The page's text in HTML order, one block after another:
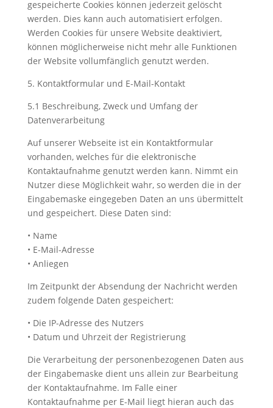
gespeicherte Cookies können jederzeit gelöscht
werden. Dies kann auch automatisiert erfolgen.
Werden Cookies für unsere Website deaktiviert,
können möglicherweise nicht mehr alle Funktionen
der Website vollumfänglich genutzt werden.
5. Kontaktformular und E-Mail-Kontakt
5.1 Beschreibung, Zweck und Umfang der
Datenverarbeitung
Auf unserer Webseite ist ein Kontaktformular
vorhanden, welches für die elektronische
Kontaktaufnahme genutzt werden kann. Nimmt ein
Nutzer diese Möglichkeit wahr, so werden die in der
Eingabemaske eingegeben Daten an uns übermittelt
und gespeichert. Diese Daten sind:
• Name
• E-Mail-Adresse
• Anliegen
Im Zeitpunkt der Absendung der Nachricht werden
zudem folgende Daten gespeichert:
• Die IP-Adresse des Nutzers
• Datum und Uhrzeit der Registrierung
Die Verarbeitung der personenbezogenen Daten aus
der Eingabemaske dient uns allein zur Bearbeitung
der Kontaktaufnahme. Im Falle einer
Kontaktaufnahme per E-Mail liegt hieran auch das